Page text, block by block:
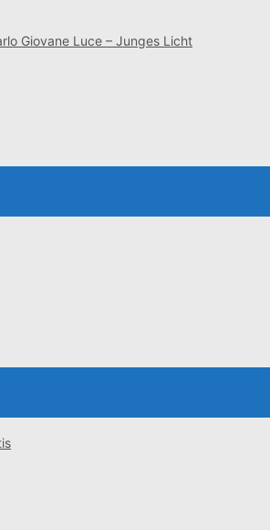
Giovane Luce – Junges Licht